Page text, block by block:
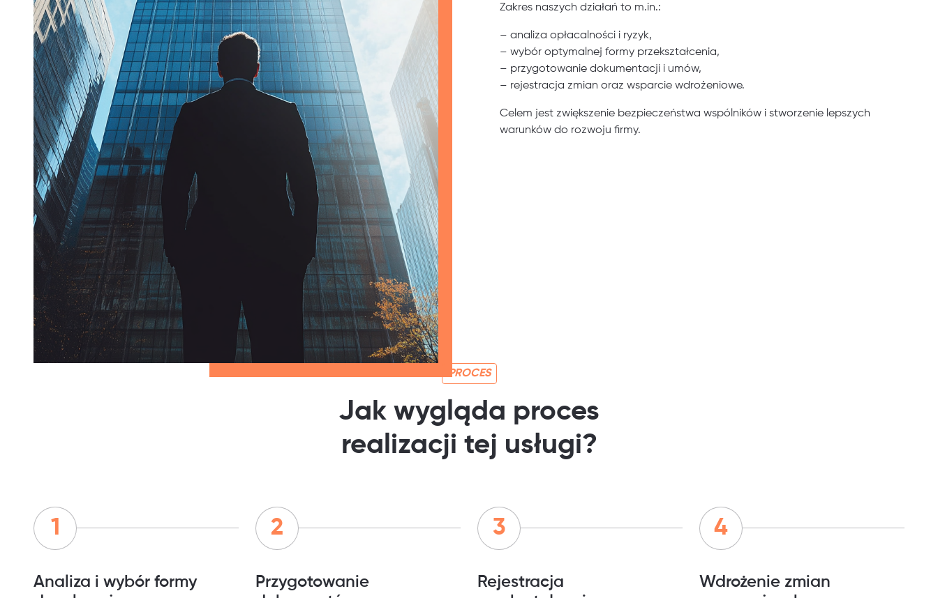
Zakres naszych działań to m.in.:
– analiza opłacalności i ryzyk,
– wybór optymalnej formy przekształcenia,
– przygotowanie dokumentacji i umów,
– rejestracja zmian oraz wsparcie wdrożeniowe.
Celem jest zwiększenie bezpieczeństwa wspólników i stworzenie lepszych
warunków do rozwoju firmy.
PROCES
Jak wygląda proces
realizacji tej usługi?
Analiza i wybór formy
Przygotowanie
Rejestracja
Wdrożenie zmian